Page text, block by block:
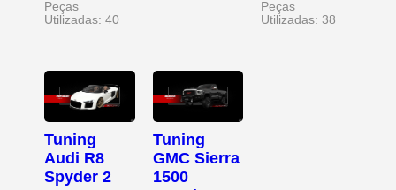
Peças
Utilizadas: 40
Peças
Utilizadas: 38
Tuning
Audi R8
Spyder 2
Tuning
GMC Sierra
1500